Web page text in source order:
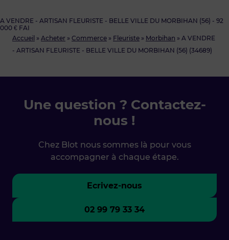
Accueil » Acheter » Commerce » Fleuriste » Morbihan » A VENDRE
- ARTISAN FLEURISTE - BELLE VILLE DU MORBIHAN (56) (34689)
A VENDRE - ARTISAN FLEURISTE - BELLE VILLE DU MORBIHAN (56) - 92
000 € FAI
Une question ? Contactez-
nous !
Chez Blot nous sommes là pour vous
accompagner à chaque étape.
Ecrivez-nous
02 99 79 33 34